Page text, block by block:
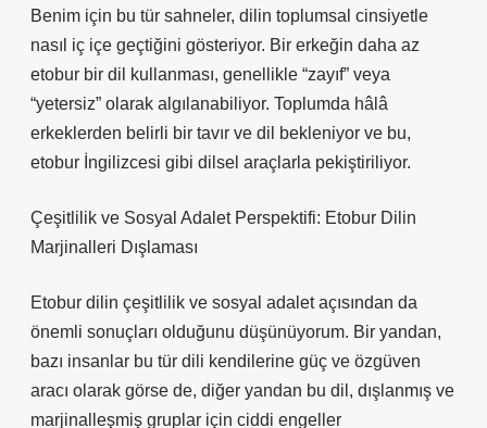
Benim için bu tür sahneler, dilin toplumsal cinsiyetle
nasıl iç içe geçtiğini gösteriyor. Bir erkeğin daha az
etobur bir dil kullanması, genellikle “zayıf” veya
“yetersiz” olarak algılanabiliyor. Toplumda hâlâ
erkeklerden belirli bir tavır ve dil bekleniyor ve bu,
etobur İngilizcesi gibi dilsel araçlarla pekiştiriliyor.
Çeşitlilik ve Sosyal Adalet Perspektifi: Etobur Dilin
Marjinalleri Dışlaması
Etobur dilin çeşitlilik ve sosyal adalet açısından da
önemli sonuçları olduğunu düşünüyorum. Bir yandan,
bazı insanlar bu tür dili kendilerine güç ve özgüven
aracı olarak görse de, diğer yandan bu dil, dışlanmış ve
marjinalleşmiş gruplar için ciddi engeller